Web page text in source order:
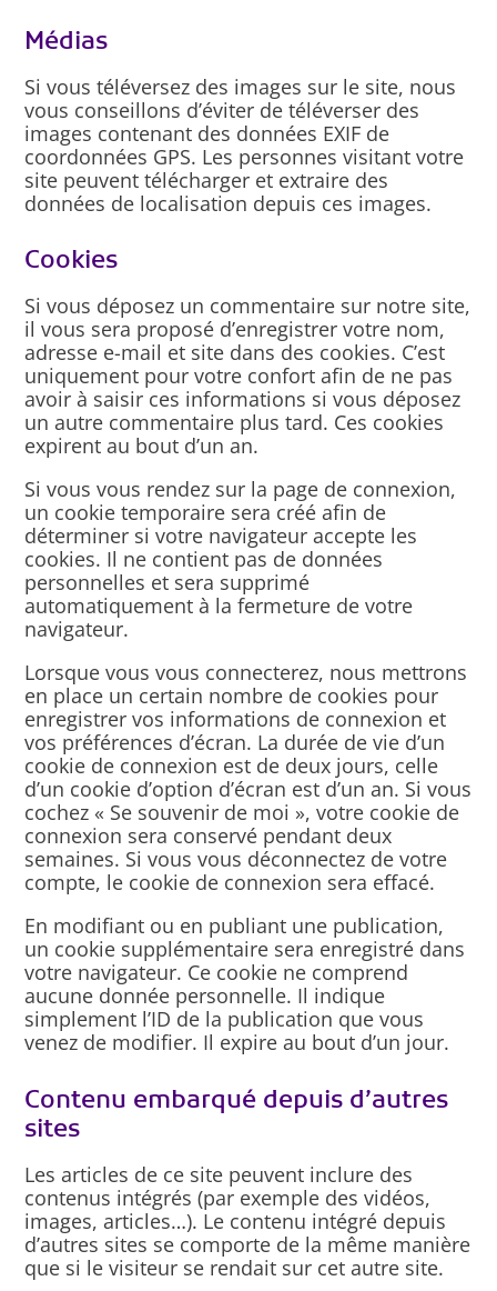
Médias
Si vous téléversez des images sur le site, nous
vous conseillons d’éviter de téléverser des
images contenant des données EXIF de
coordonnées GPS. Les personnes visitant votre
site peuvent télécharger et extraire des
données de localisation depuis ces images.
Cookies
Si vous déposez un commentaire sur notre site,
il vous sera proposé d’enregistrer votre nom,
adresse e-mail et site dans des cookies. C’est
uniquement pour votre confort afin de ne pas
avoir à saisir ces informations si vous déposez
un autre commentaire plus tard. Ces cookies
expirent au bout d’un an.
Si vous vous rendez sur la page de connexion,
un cookie temporaire sera créé afin de
déterminer si votre navigateur accepte les
cookies. Il ne contient pas de données
personnelles et sera supprimé
automatiquement à la fermeture de votre
navigateur.
Lorsque vous vous connecterez, nous mettrons
en place un certain nombre de cookies pour
enregistrer vos informations de connexion et
vos préférences d’écran. La durée de vie d’un
cookie de connexion est de deux jours, celle
d’un cookie d’option d’écran est d’un an. Si vous
cochez « Se souvenir de moi », votre cookie de
connexion sera conservé pendant deux
semaines. Si vous vous déconnectez de votre
compte, le cookie de connexion sera effacé.
En modifiant ou en publiant une publication,
un cookie supplémentaire sera enregistré dans
votre navigateur. Ce cookie ne comprend
aucune donnée personnelle. Il indique
simplement l’ID de la publication que vous
venez de modifier. Il expire au bout d’un jour.
Contenu embarqué depuis d’autres
sites
Les articles de ce site peuvent inclure des
contenus intégrés (par exemple des vidéos,
images, articles…). Le contenu intégré depuis
d’autres sites se comporte de la même manière
que si le visiteur se rendait sur cet autre site.